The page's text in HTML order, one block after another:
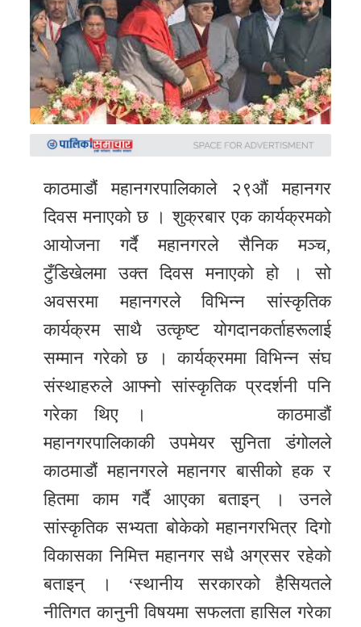
फोटो
समाचार
भिडियो
समाचार
अन्य
समाचार
Preeti
unicode
स्थानीय
English
काठमाडौं महानगरपालिकाले २९औं महानगर
दिवस मनाएको छ । शुक्रबार एक कार्यक्रमको
आयोजना गर्दै महानगरले सैनिक मञ्च,
टुँडिखेलमा उक्त दिवस मनाएको हो । सो
अवसरमा महानगरले विभिन्न सांस्कृतिक
कार्यक्रम साथै उत्कृष्ट योगदानकर्ताहरूलाई
सम्मान गरेको छ । कार्यक्रममा विभिन्न संघ
संस्थाहरुले आफ्नो सांस्कृतिक प्रदर्शनी पनि
गरेका थिए । काठमाडौं
महानगरपालिकाकी उपमेयर सुनिता डंगोलले
काठमाडौं महानगरले महानगर बासीको हक र
हितमा काम गर्दै आएका बताइन् । उनले
सांस्कृतिक सभ्यता बोकेको महानगरभित्र दिगो
विकासका निमित्त महानगर सधै अग्रसर रहेको
बताइन् । ‘स्थानीय सरकारको हैसियतले
नीतिगत कानुनी विषयमा सफलता हासिल गरेका